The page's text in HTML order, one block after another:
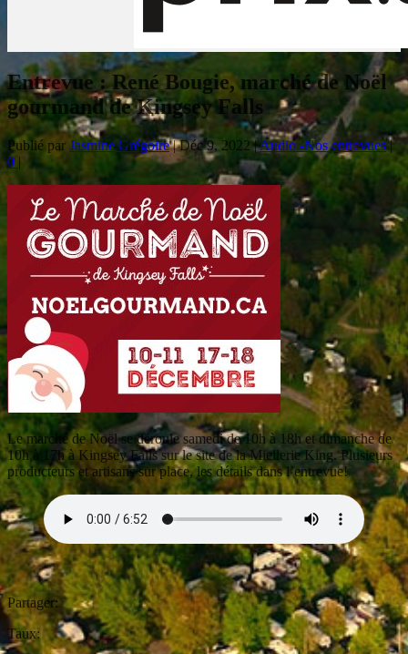
Entrevue : René Bougie, marché de Noël
gourmand de Kingsey Falls
Publié par Jasmine Grégoire|Déc 9, 2022|Audio -Nos entrevues|
0 |
Le marché de Noël se déroule samedi de 10h à 18h et dimanche de
10h à 17h à Kingsey Falls sur le site de la Miellerie King. Plusieurs
producteurs et artisans sur place, les détails dans l’entrevue!
Partager:
Taux: